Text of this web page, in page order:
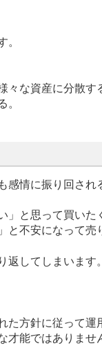
。
々な資産に分散す
。
情に振り回され
と思って買いた
不安になって売
返してしまいます。
方針に従って運
才能ではありませ